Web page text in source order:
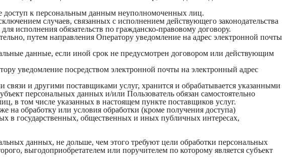
доступ к персональным данным неуполномоченных лиц.
случаев, связанных с исполнением действующего законодательства
исполнения обязательств по гражданско-правовому договору.
путем направления Оператору уведомление на адрес электронной почты
данные, если иной срок не предусмотрен договором или действующим
уведомление посредством электронной почты на электронный адрес
и другими поставщиками услуг, хранится и обрабатывается указанными
персональных данных и/или Пользователь обязан самостоятельно
в том числе указанных в настоящем пункте поставщиков услуг.
на обработку или условия обработки (кроме получения доступа)
в государственных, общественных и иных публичных интересах,
данных, не дольше, чем этого требуют цели обработки персональных
выгодоприобретателем или поручителем по которому является субъект